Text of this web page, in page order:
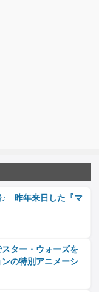
♪ 昨年来日した『マ
スター・ウォーズを
の特別アニメーシ